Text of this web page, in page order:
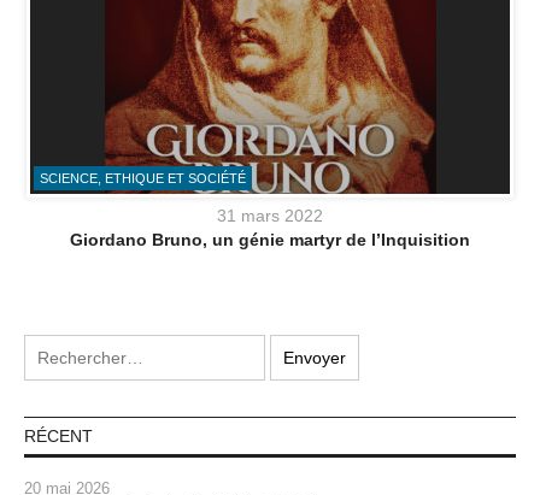
SCIENCE, ETHIQUE ET SOCIÉTÉ
31 mars 2022
Giordano Bruno, un génie martyr de l’Inquisition
RÉCENT
20 mai 2026